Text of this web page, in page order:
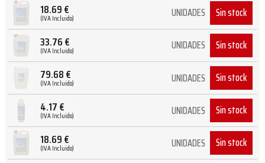
18.69€
(IVA Incluido) UNIDADES Sin stock
33.76€
(IVA Incluido) UNIDADES Sin stock
79.68€
(IVA Incluido) UNIDADES Sin stock
4.17€
(IVA Incluido) UNIDADES Sin stock
18.69€
(IVA Incluido) UNIDADES Sin stock